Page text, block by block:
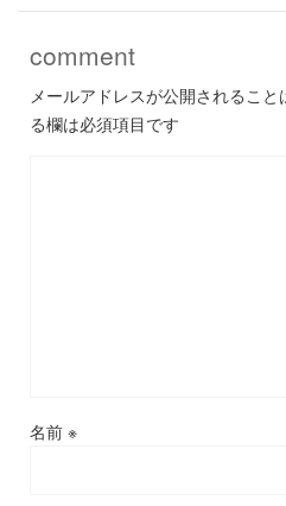
comment
メールアドレスが公開されること
る欄は必須項目です
名前 ※